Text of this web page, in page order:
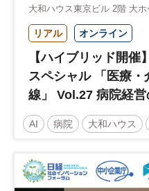
大和ハウス東京ビル 2階 大ホ
リアル オンライン
【ハイブリッド開
スペシャル 「医療
線」 Vol.27 病院経
～診療報酬改定のそ
略で描く持続可能な
AI 病院 大和ハウス
日経健康セミナー 病院